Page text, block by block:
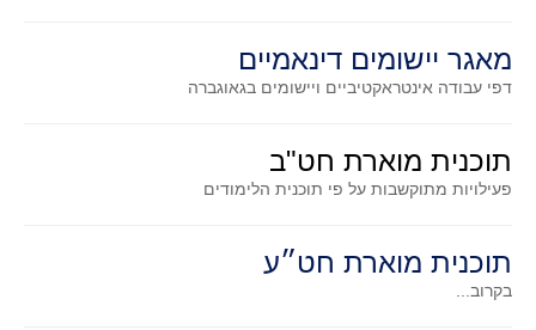
פונקצית הישר
פונקציה ריבועית
פונקצית השורש
פונקציה מעריכית ולוגריתמית
בעיות קיצון
מאגר יישומים דינאמיים
דפי עבודה אינטראקטיביים ויישומים בגאוגברה
תוכנית מוארת חט"ב
פעילויות מתוקשבות על פי תוכנית הלימודים
תוכנית מוארת חט״ע
בקרוב...